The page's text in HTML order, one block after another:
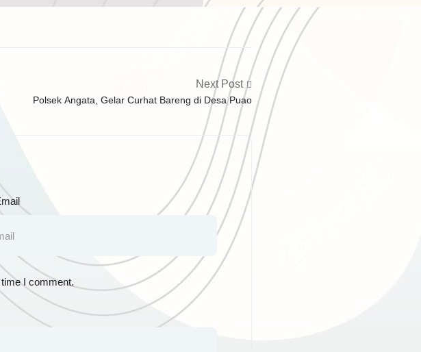
Next Post
Polsek Angata, Gelar Curhat Bareng di Desa Puao
I comment.